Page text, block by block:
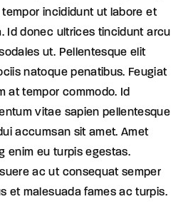
incididunt ut labore et
Id donec ultrices tincidunt arcu
ut. Pellentesque elit
natoque penatibus. Feugiat
at tempor commodo. Id
vitae sapien pellentesque
accumsan sit amet. Amet
enim eu turpis egestas.
ac ut consequat semper
et malesuada fames ac turpis.